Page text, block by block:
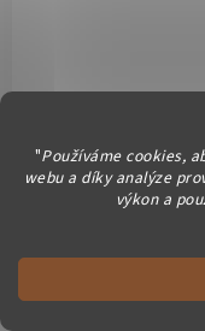
"Používáme cookies,
webu a díky analýze
výkon a
Vše balíme čerstvě pro
Sušené ovocné pásky
plátky ovoce, pečlivě
intenzivní chutí jablka